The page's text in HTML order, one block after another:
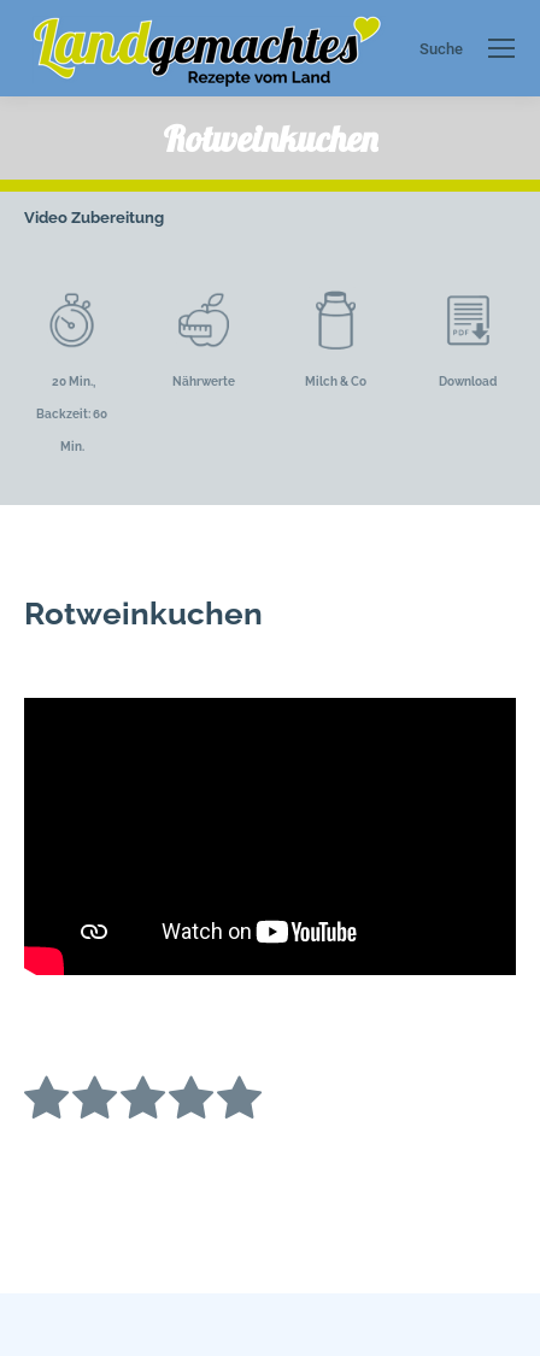
Search:
Suche
Rotweinkuchen
Video Zubereitung
20 Min.,
Backzeit: 60
Min.
Nährwerte Milch & Co Download
Rotweinkuchen